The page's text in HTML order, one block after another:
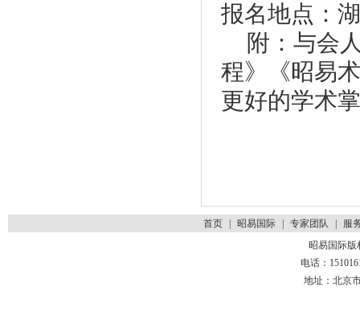
报名地点：
附：与会
程》《昭易
更好的学术
首页 昭易国际 专家团队
服
昭易国际
电话：
地址：北京